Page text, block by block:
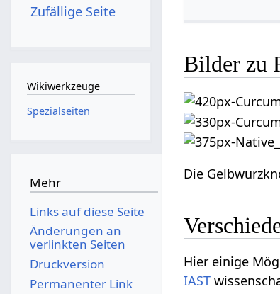
Bilder zu
Die
Hier einige
IAST
Zufällige Seite
Wikiwerkzeuge
Spezialseiten
Mehr
Links auf diese Seite
Änderungen an
verlinkten Seiten
Druckversion
Permanenter Link